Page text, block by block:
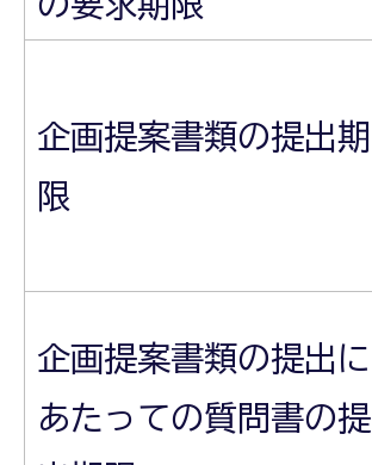
企画提案書類の提出期
限
企画提案書類の提出に
あたっての質問書の提